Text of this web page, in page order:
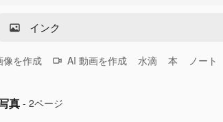
像を作成 AI 動画を作成 水滴 本 ノート
真 - 2ページ